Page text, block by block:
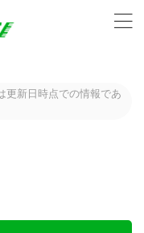
更新日時点での情報であ